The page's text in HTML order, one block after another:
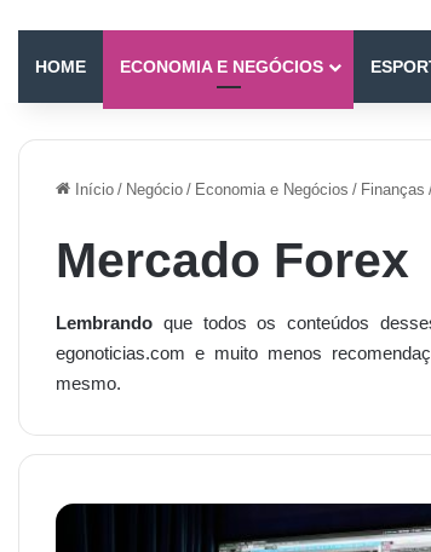
HOME ECONOMIA E NEGÓCIOS
Início / Negócio / Economia e Negócios / Finanças
Mercado Forex
Lembrando que todos os conteúdos
egonoticias.com e muito menos
mesmo.